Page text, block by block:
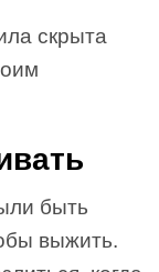
скрыта
быть
выжить.